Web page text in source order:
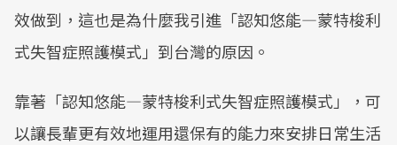
效做到，這也是為什麼我引進「認知悠能—蒙特梭利
式失智症照護模式」到台灣的原因。
靠著「認知悠能—蒙特梭利式失智症照護模式」，可
以讓長輩更有效地運用還保有的能力來安排日常生活